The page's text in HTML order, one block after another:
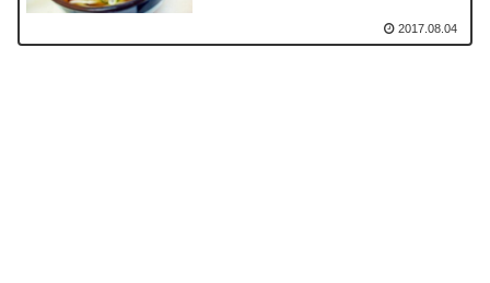
2017.08.04